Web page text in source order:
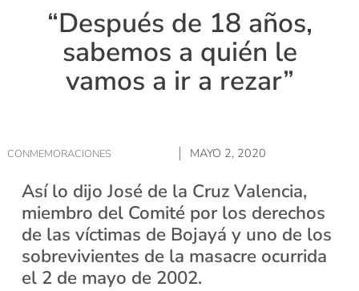
“Después de 18 años,
sabemos a quién le
vamos a ir a rezar”
CONMEMORACIONES MAYO 2, 2020
Así lo dijo José de la Cruz Valencia,
miembro del Comité por los derechos
de las víctimas de Bojayá y uno de los
sobrevivientes de la masacre ocurrida
el 2 de mayo de 2002.